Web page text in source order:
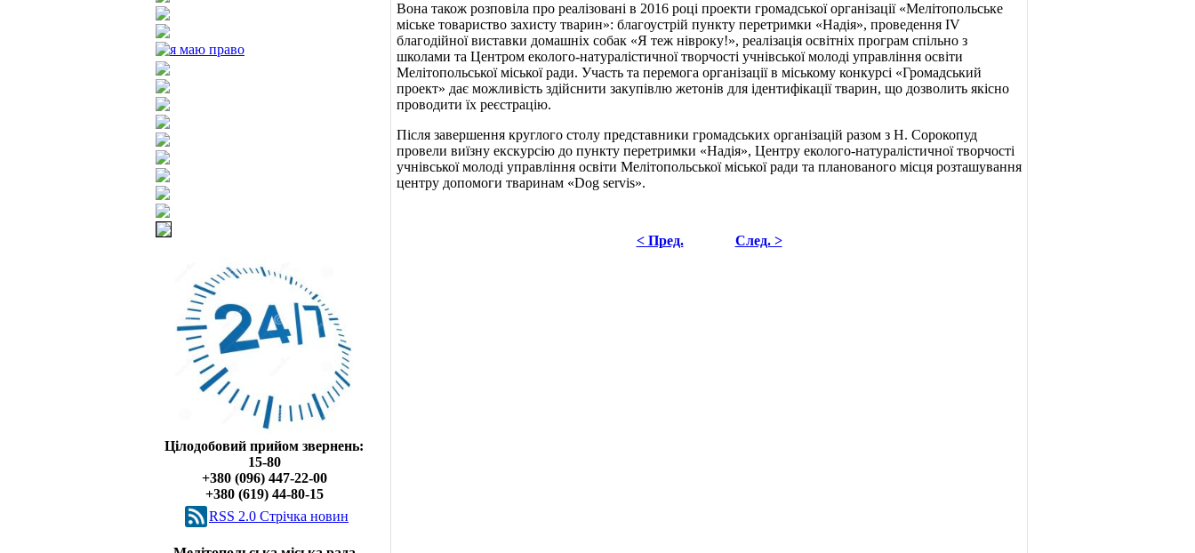
Цілодобовий прийом звернень:
15-80
+380 (096) 447-22-00
+380 (619) 44-80-15
RSS 2.0 Cтрічка новин
Вона також розповіла про реалізовані в 2016 році проекти громадської організації «Мелітопольське
міське товариство захисту тварин»: благоустрій пункту перетримки «Надія», проведення IV
благодійної виставки домашніх собак «Я теж нівроку!», реалізація освітніх програм спільно з
школами та Центром еколого-натуралістичної творчості учнівської молоді управління освіти
Мелітопольської міської ради. Участь та перемога організації в міському конкурсі «Громадський
проект» дає можливість здійснити закупівлю жетонів для ідентифікації тварин, що дозволить якісно
проводити їх реєстрацію.
Після завершення круглого столу представники громадських організацій разом з Н. Сорокопуд
провели виїзну екскурсію до пункту перетримки «Надія», Центру еколого-натуралістичної творчості
учнівської молоді управління освіти Мелітопольської міської ради та планованого місця розташування
центру допомоги тваринам «Dog servis».
< Пред. След. >